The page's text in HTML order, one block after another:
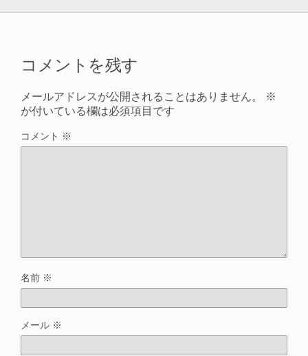
コメントを残す
メールアドレスが公開されることはありません。
※
が付いている欄は必須項目です
コメント ※
名前 ※
メール ※